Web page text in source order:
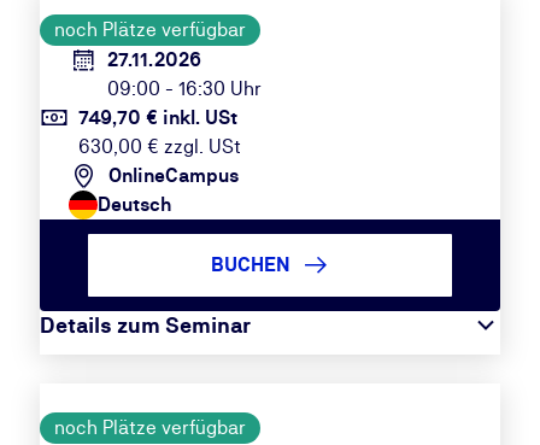
noch Plätze verfügbar
27.11.2026
09:00 - 16:30 Uhr
749,70 € inkl. USt
630,00 € zzgl. USt
OnlineCampus
Deutsch
Details zum Seminar
BUCHEN
noch Plätze verfügbar